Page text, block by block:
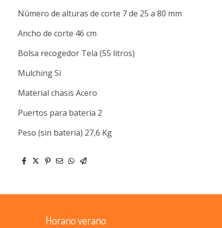
Número de alturas de corte 7 de 25 a 80 mm
Ancho de corte 46 cm
Bolsa recogedor Tela (55 litros)
Mulching Sí
Material chasis Acero
Puertos para batería 2
Peso (sin batería) 27,6 Kg
Horario verano